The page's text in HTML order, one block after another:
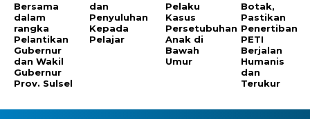
Bersama
dalam
rangka
Pelantikan
Gubernur
dan Wakil
Gubernur
Prov. Sulsel
dan
Penyuluhan
Kepada
Pelajar
Pelaku
Kasus
Persetubuhan
Anak di
Bawah
Umur
Botak,
Pastikan
Penertiban
PETI
Berjalan
Humanis
dan
Terukur